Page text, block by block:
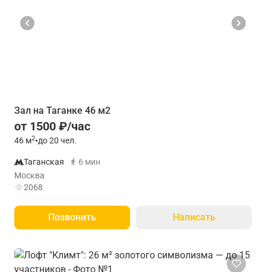
Зал на Таганке 46 м2
от 1500 ₽/час
46 м2•до 20 чел.
Таганская
6 мин
Москва
2068
Позвонить Написать